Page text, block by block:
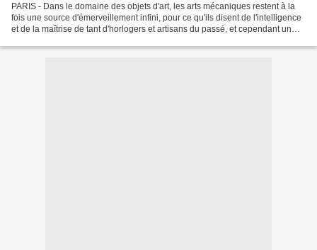
PARIS - Dans le domaine des objets d'art, les arts mécaniques restent à la
fois une source d'émerveillement infini, pour ce qu'ils disent de l'intelligence
et de la maîtrise de tant d'horlogers et artisans du passé, et cependant un